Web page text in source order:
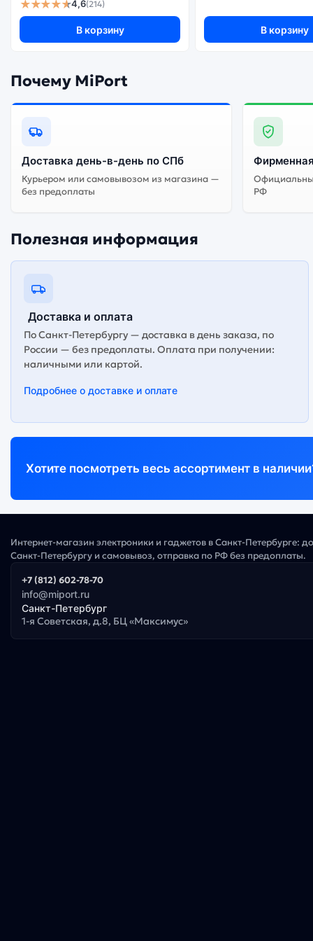
Существует не оригинальная и оригинальная версия смартфона Samsung Galaxy A26 8Gb/256Gb White (Белый). Мы рекомендуем выбирать оригинальной версию — она полностью
адаптирована и поддерживает все сервисы. Не
★★★★★4,6(214)
В корзину В корзину
Почему MiPort
Доставка день-в-день по СПб
Курьером или самовывозом из магазина —
без предоплаты
РФ
Полезная информация
Доставка и оплата
По Санкт-Петербургу — доставка в день заказа, по
России — без предоплаты. Оплата при получении:
наличными или картой.
Подробнее о доставке и оплате
Хотите посмотреть весь ассортимент в
Интернет-магазин электроники и гаджетов в Санкт-Петербурге:
Санкт-Петербургу и самовывоз, отправка по РФ без предоплаты.
+7 (812) 602-78-70
info@miport.ru
Санкт-Петербург
1-я Советская, д.8, БЦ «Максимус»